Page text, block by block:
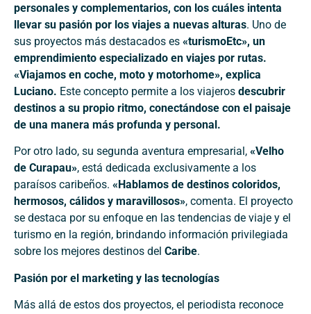
personales y complementarios, con los cuáles intenta
llevar su pasión por los viajes a nuevas alturas. Uno de
sus proyectos más destacados es «turismoEtc», un
emprendimiento especializado en viajes por rutas.
«Viajamos en coche, moto y motorhome», explica
Luciano. Este concepto permite a los viajeros descubrir
destinos a su propio ritmo, conectándose con el paisaje
de una manera más profunda y personal.
Por otro lado, su segunda aventura empresarial, «Velho
de Curapau», está dedicada exclusivamente a los
paraísos caribeños. «Hablamos de destinos coloridos,
hermosos, cálidos y maravillosos», comenta. El proyecto
se destaca por su enfoque en las tendencias de viaje y el
turismo en la región, brindando información privilegiada
sobre los mejores destinos del Caribe.
Pasión por el marketing y las tecnologías
Más allá de estos dos proyectos, el periodista reconoce